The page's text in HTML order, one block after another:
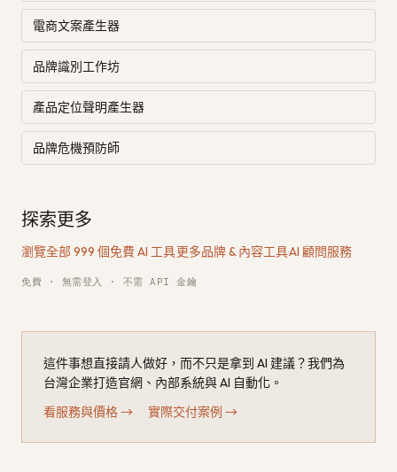
電商文案產生器
品牌識別工作坊
產品定位聲明產生器
品牌危機預防師
探索更多
瀏覽全部 999 個免費 AI 工具·更多品牌 & 內容工具·AI 顧問服務
免費 · 無需登入 · 不需 API 金鑰
這件事想直接請人做好，而不只是拿到 AI 建議？我們為
台灣企業打造官網、內部系統與 AI 自動化。
看服務與價格→ 實際交付案例 →